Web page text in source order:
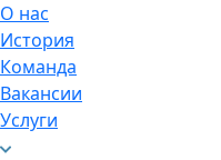
О нас
История
Команда
Вакансии
Услуги